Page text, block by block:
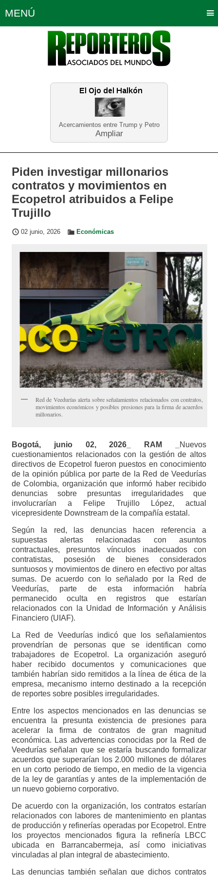
Acercamientos entre Trump y Petro
Ampliar
MENÚ
Política Opinión Bogotá
Planeta Tierra Deportes
Educación Neira
Piden investigar millonarios
contratos y movimientos en
Ecopetrol atribuidos a Felipe
Trujillo
02 junio, 2026 Económicas
Red de Veedurías alerta sobre señalamientos relacionados con contratos,
movimientos económicos y posibles presiones para la firma de acuerdos
millonarios.
Bogotá, junio 02, 2026_ RAM _
Nuevos
cuestionamientos relacionados con la gestión de altos
directivos de Ecopetrol fueron puestos en conocimiento
de la opinión pública por parte de la Red de Veedurías
de Colombia, organización que informó haber recibido
denuncias sobre presuntas irregularidades que
involucrarían a Felipe Trujillo López, actual
vicepresidente Downstream de la compañía estatal.
Según la red, las denuncias hacen referencia a
supuestas alertas relacionadas con asuntos
contractuales, presuntos vínculos inadecuados con
contratistas, posesión de bienes considerados
suntuosos y movimientos de dinero en efectivo por altas
sumas. De acuerdo con lo señalado por la Red de
Veedurías, parte de esta información habría
permanecido oculta en registros que estarían
relacionados con la Unidad de Información y Análisis
Financiero (UIAF).
La Red de Veedurías indicó que los señalamientos
provendrían de personas que se identifican como
trabajadores de Ecopetrol. La organización aseguró
haber recibido documentos y comunicaciones que
también habrían sido remitidos a la línea de ética de la
empresa, mecanismo interno destinado a la recepción
de reportes sobre posibles irregularidades.
Entre los aspectos mencionados en las denuncias se
encuentra la presunta existencia de presiones para
acelerar la firma de contratos de gran magnitud
económica. Las advertencias conocidas por la Red de
Veedurías señalan que se estaría buscando formalizar
acuerdos que superarían los 2.000 millones de dólares
en un corto periodo de tiempo, en medio de la vigencia
de la ley de garantías y antes de la implementación de
un nuevo gobierno corporativo.
De acuerdo con la organización, los contratos estarían
relacionados con labores de mantenimiento en plantas
de producción y refinerías operadas por Ecopetrol. Entre
los proyectos mencionados figura la refinería LBCC
ubicada en Barrancabermeja, así como iniciativas
vinculadas al plan integral de abastecimiento.
Las denuncias también señalan que dichos contratos